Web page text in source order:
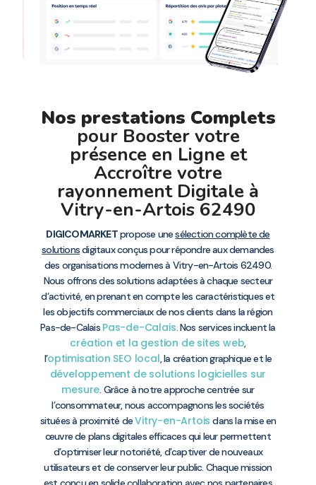
Nos prestations Complets
pour Booster votre
présence en Ligne et
Accroître votre
rayonnement Digitale à
Vitry-en-Artois 62490
DIGICOMARKETpropose unesélection complète de
solutionsdigitaux conçus pour répondre aux demandes
des organisations modernes à Vitry-en-Artois 62490.
Nous offrons des solutions adaptées à chaque secteur
d’activité, en prenant en compte les caractéristiques et
les objectifs commerciaux de nos clients dans la région
Pas-de-Calais Pas-de-Calais. Nos services incluent la
création et la gestion de sites web,
l’optimisation SEO local, la création graphique et le
développement de solutions logicielles sur
mesure. Grâce à notre approche centrée sur
l’consommateur, nous accompagnons les sociétés
situées à proximité deVitry-en-Artois dans la mise en
œuvre de plans digitales efficaces qui leur permettent
d’optimiser leur notoriété, d’captiver de nouveaux
utilisateurs et de conserver leur public. Chaque mission